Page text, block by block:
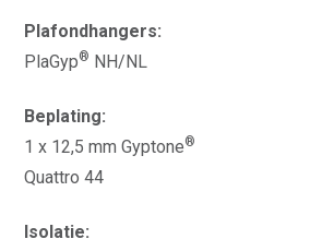
Plafondhangers:
PlaGyp® NH/NL
Beplating:
1 x 12,5 mm Gyptone®
Quattro 44
Isolatie: